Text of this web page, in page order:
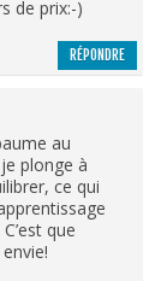
de prix:-)
RÉPONDRE
au
plonge à
ce qui
que